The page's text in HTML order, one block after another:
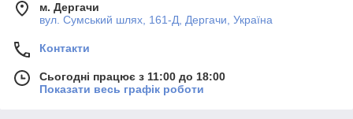
м. Дергачи
вул. Сумський шлях, 161-Д, Дергачи, Україна
Контакти
Сьогодні працює з 11:00 до 18:00
Показати весь графік роботи